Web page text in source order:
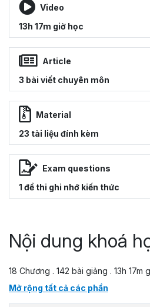
Video
13h 17m giờ học
Article
3 bài viết chuyên môn
Material
23 tài liệu đính kèm
Exam questions
1 đề thi ghi nhớ kiến thức
Nội dung khoá
18 Chương . 142 bài giảng . 13h 17m
Mở rộng tất cả các phần